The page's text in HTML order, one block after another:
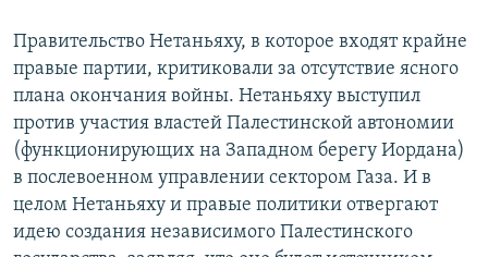
Правительство Нетаньяху, в которое входят крайне
правые партии, критиковали за отсутствие ясного
плана окончания войны. Нетаньяху выступил
против участия властей Палестинской автономии
(функционирующих на Западном берегу Иордана)
в послевоенном управлении сектором Газа. И в
целом Нетаньяху и правые политики отвергают
идею создания независимого Палестинского